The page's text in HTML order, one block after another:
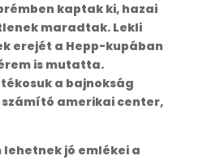
kaptak ki, hazai
maradtak. Lekli
erejét a Hepp-kupában
is mutatta.
a bajnokság
amerikai center,
lehetnek jó emlékei a